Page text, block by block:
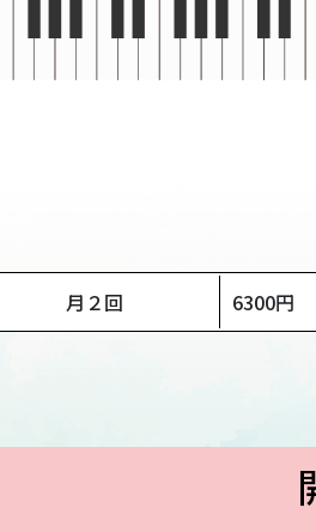
月２回 6300円